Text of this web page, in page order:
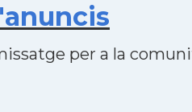
per a la